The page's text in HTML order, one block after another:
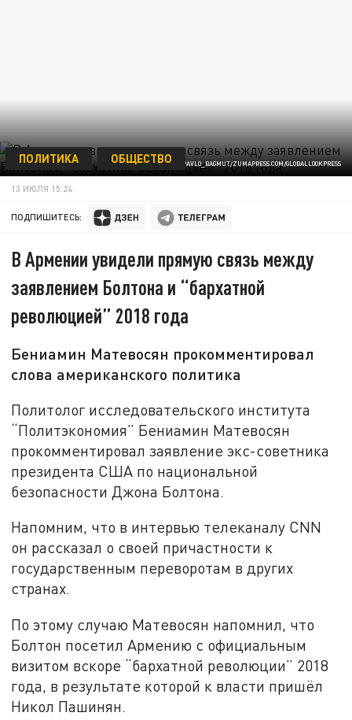
/ФОТО: PAVLO_BAGMUT/ZUMAPRESS.COM/GLOBALLOOKPRESS
ПОЛИТИКА ОБЩЕСТВО
13 ИЮЛЯ 15:24
ПОДПИШИТЕСЬ:
В Армении увидели прямую связь между
заявлением Болтона и “бархатной
революцией” 2018 года
Бениамин Матевосян прокомментировал
слова американского политика
Политолог исследовательского института
“Политэкономия” Бениамин Матевосян
прокомментировал заявление экс-советника
президента США по национальной
безопасности Джона Болтона.
Напомним, что в интервью телеканалу CNN
он рассказал о своей причастности к
государственным переворотам в других
странах.
По этому случаю Матевосян напомнил, что
Болтон посетил Армению с официальным
визитом вскоре “бархатной революции” 2018
года, в результате которой к власти пришёл
Никол Пашинян.